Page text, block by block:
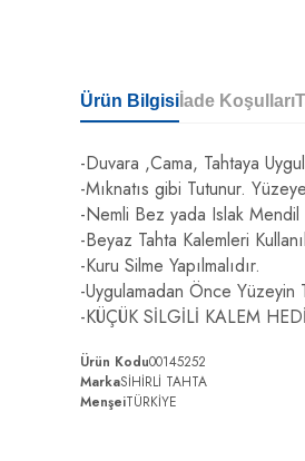
Ürün Bilgisi İade Koşulları
-Duvara ,Cama, Tahtaya
-Mıknatıs gibi Tutunur.
-Nemli Bez yada Islak Mendil
-Beyaz Tahta Kalemleri
-Kuru Silme Yapılmalıdır.
-Uygulamadan Önce Yüzeyin
-KÜÇÜK SİLGİLİ KALEM
Ürün Kodu00145252
MarkaSİHİRLİ TAHTA
MenşeiTÜRKİYE